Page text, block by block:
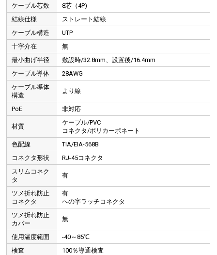
スムーズに抜き差しできる
ケーブル芯数
8芯（4P)
結線仕様
ストレート結線
ケーブル構造
UTP
十字介在
無
最小曲げ半径
敷設時/32.8mm、設置後/16.4mm
ケーブル導体
28AWG
ケーブル導体
構造
より線
PoE 非対応
材質
ケーブル/PVC
コネクタ/ポリカーボネート
色配線
TIA/EIA-568B
コネクタ形状
RJ-45コネクタ
スリムコネク
タ
有
ツメ折れ防止
コネクタ
有
への字ラッチコネクタ
ツメ折れ防止
カバー
無
使用温度範囲
-40～85℃
検査
100％導通検査